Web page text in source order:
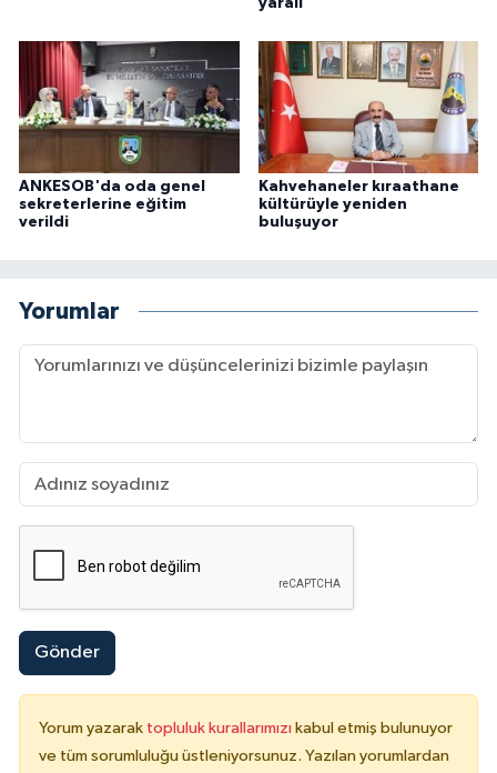
yaralı
ANKESOB'da oda genel
sekreterlerine eğitim
verildi
Kahvehaneler kıraathane
kültürüyle yeniden
buluşuyor
Yorumlar
Gönder
Yorum yazarak topluluk kurallarımızı kabul etmiş bulunuyor
ve tüm sorumluluğu üstleniyorsunuz. Yazılan yorumlardan